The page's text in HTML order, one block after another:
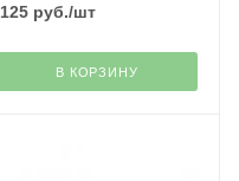
125руб./шт
В КОРЗИНУ